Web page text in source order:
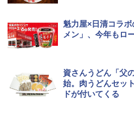
5
サントリー シ
白州 Story of
￥19,860
5
カップヌード
ょうゆ 高たん
￥2,885
4
TOSHIBA(東
ジ 赤外線セン
お手入れ 小型
らし ファミリー
魁力屋×日清コラ
メン」、今年もロ
資さんうどん「父
始。肉うどんセッ
ドが付いてくる